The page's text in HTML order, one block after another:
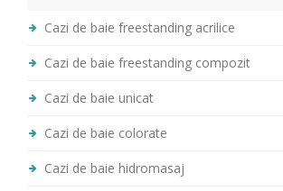
Cazi de baie freestanding acrilice
Cazi de baie freestanding compozit
Cazi de baie unicat
Cazi de baie colorate
Cazi de baie hidromasaj